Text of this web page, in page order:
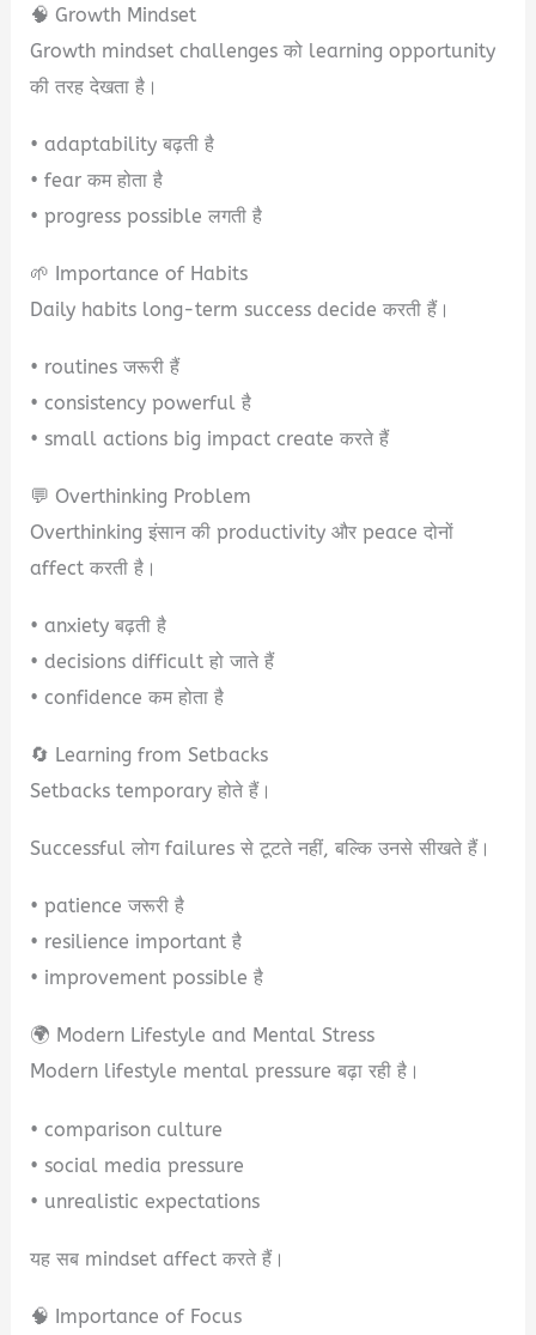
🧠 Growth Mindset
Growth mindset challenges को learning opportunity
की तरह देखता है।
• adaptability बढ़ती है
• fear कम होता है
• progress possible लगती है
🌱 Importance of Habits
Daily habits long-term success decide करती हैं।
• routines जरूरी हैं
• consistency powerful है
• small actions big impact create करते हैं
💬 Overthinking Problem
Overthinking इंसान की productivity और peace दोनों
affect करती है।
• anxiety बढ़ती है
• decisions difficult हो जाते हैं
• confidence कम होता है
🔄 Learning from Setbacks
Setbacks temporary होते हैं।
Successful लोग failures से टूटते नहीं, बल्कि उनसे सीखते हैं।
• patience जरूरी है
• resilience important है
• improvement possible है
🌍 Modern Lifestyle and Mental Stress
Modern lifestyle mental pressure बढ़ा रही है।
• comparison culture
• social media pressure
• unrealistic expectations
यह सब mindset affect करते हैं।
🧠 Importance of Focus